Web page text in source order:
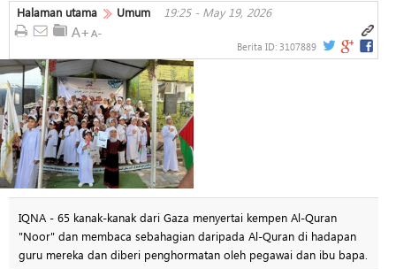
Halaman utama Umum 19:25 - May 19, 2026
Berita ID: 3107889
IQNA - 65 kanak-kanak dari Gaza menyertai kempen Al-Quran
"Noor" dan membaca sebahagian daripada Al-Quran di hadapan
guru mereka dan diberi penghormatan oleh pegawai dan ibu bapa.